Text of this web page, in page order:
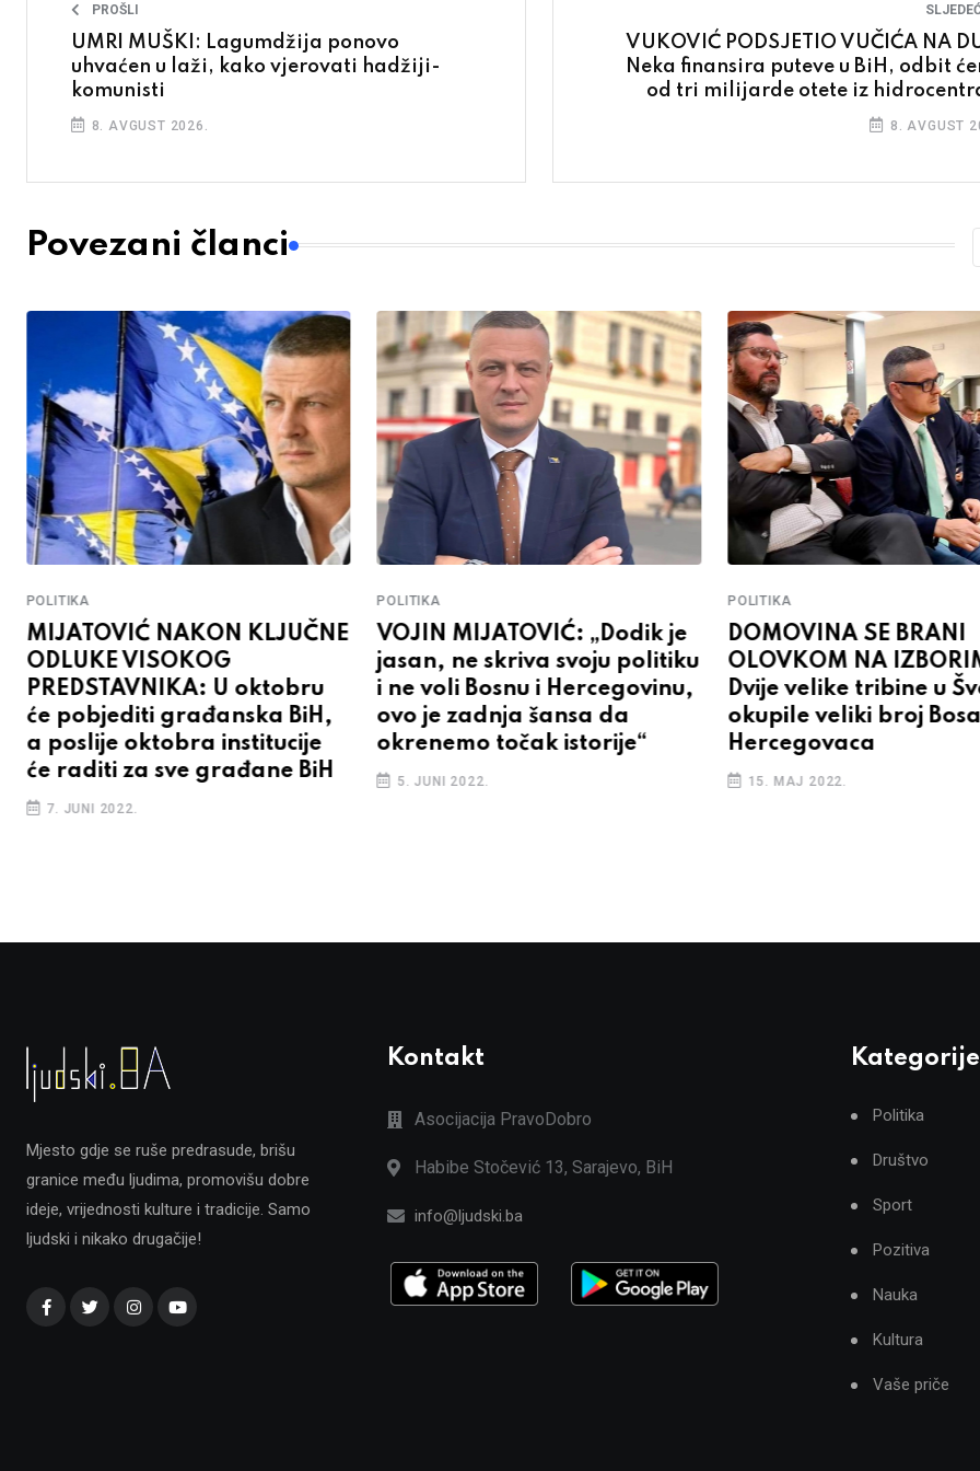
PROŠLI
UMRI MUŠKI: Lagumdžija ponovo
uhvaćen u laži, kako vjerovati hadžiji-
komunisti
8. AVGUST 2026.
VUKOVIĆ PODSJETIO VUČIĆA NA
Neka finansira puteve u BiH, odbit
od tri milijarde otete iz
8. AVGUST
Povezani članci
POLITIKA
MIJATOVIĆ NAKON KLJUČNE
ODLUKE VISOKOG
PREDSTAVNIKA: U oktobru
će pobjediti građanska BiH,
a poslije oktobra institucije
će raditi za sve građane BiH
7. JUNI 2022.
POLITIKA
VOJIN MIJATOVIĆ: „Dodik je
jasan, ne skriva svoju politiku
i ne voli Bosnu i Hercegovinu,
ovo je zadnja šansa da
okrenemo točak istorije“
5. JUNI 2022.
POLITIKA
DOMOVINA SE BRANI
OLOVKOM NA
Dvije velike tribine u
okupile veliki broj
Hercegovaca
15. MAJ 2022.
Mjesto gdje se ruše predrasude, brišu
granice među ljudima, promovišu dobre
ideje, vrijednosti kulture i tradicije. Samo
ljudski i nikako drugačije!
Kontakt
Asocijacija PravoDobro
Habibe Stočević 13, Sarajevo, BiH
info@ljudski.ba
Kategorije
Politika
Društvo
Sport
Pozitiva
Nauka
Kultura
Vaše priče